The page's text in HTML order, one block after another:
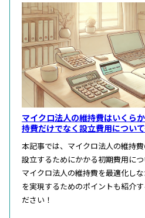
マイクロ法人の維持費はいくら
持費だけでなく設立費用について
本記事では、マイクロ法人の維持
設立するためにかかる初期費用につ
マイクロ法人の維持費を最適化し
を実現するためのポイントも紹介
ださい！